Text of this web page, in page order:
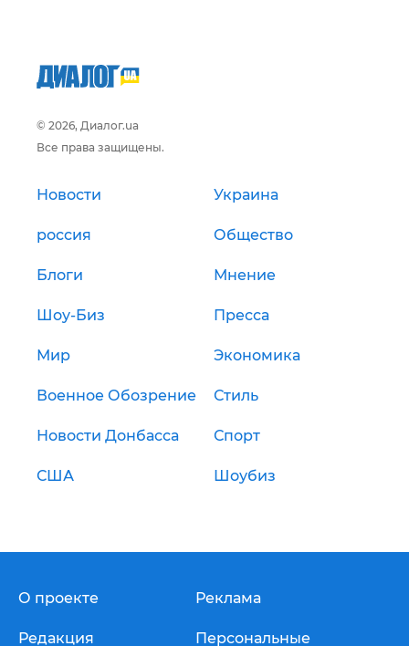
© 2026, Диалог.ua
Все права защищены.
Новости Украина
россия Общество
Блоги Мнение
Шоу-Биз Пресса
Мир Экономика
Военное Обозрение Стиль
Новости Донбасса Спорт
США Шоубиз
О проекте
Редакция
Реклама
Персональные